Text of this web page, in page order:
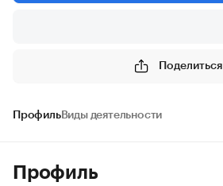
Поделиться
ПрофильВиды деятельности
Профиль